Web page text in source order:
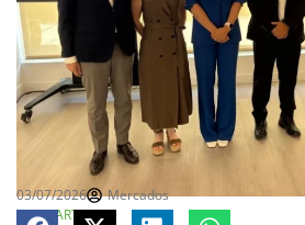
03/07/2026
Mercados
COMPARTE